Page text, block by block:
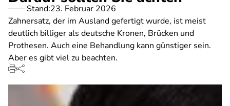
Stand:23. Februar 2026
Zahnersatz, der im Ausland gefertigt wurde, ist meist
deutlich billiger als deutsche Kronen, Brücken und
Prothesen. Auch eine Behandlung kann günstiger sein.
Aber es gibt viel zu beachten.